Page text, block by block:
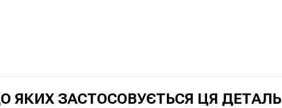
ЯКИХ ЗАСТОСОВУЄТЬСЯ ЦЯ ДЕТАЛЬ